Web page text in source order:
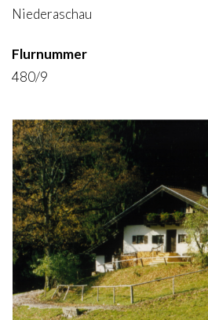
Niederaschau
Flurnummer
480/9